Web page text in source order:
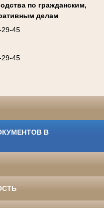
по гражданским,
делам
29-45
29-45
В